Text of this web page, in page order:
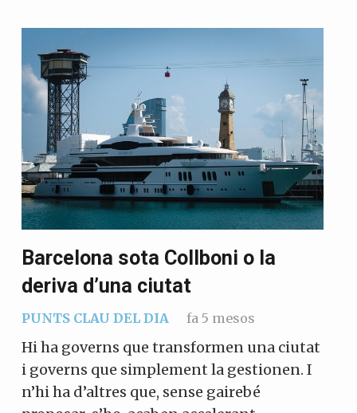
Barcelona sota Collboni o la
deriva d’una ciutat
PUNTS CLAU DEL DIA fa 5 mesos
Hi ha governs que transformen una ciutat
i governs que simplement la gestionen. I
n’hi ha d’altres que, sense gairebé